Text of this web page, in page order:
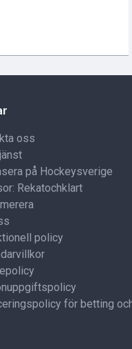
oss
på Hockeysverige
Rekatochklart
policy
för betting